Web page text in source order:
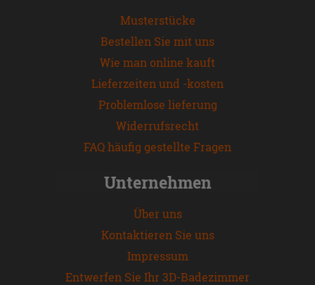
Musterstücke
Bestellen Sie mit uns
Wie man online kauft
Lieferzeiten und -kosten
Problemlose lieferung
Widerrufsrecht
FAQ häufig gestellte Fragen
Unternehmen
Über uns
Kontaktieren Sie uns
Impressum
Entwerfen Sie Ihr 3D-Badezimmer